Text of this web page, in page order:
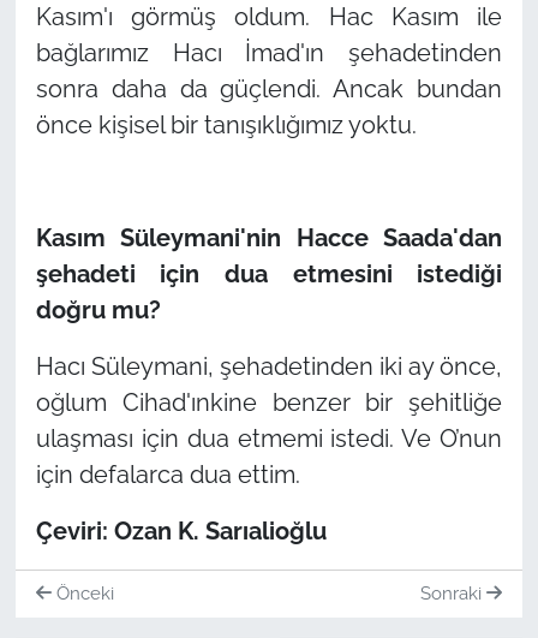
Kasım'ı görmüş oldum. Hac Kasım ile
bağlarımız Hacı İmad'ın şehadetinden
sonra daha da güçlendi. Ancak bundan
önce kişisel bir tanışıklığımız yoktu.
Kasım Süleymani'nin Hacce Saada'dan
şehadeti için dua etmesini istediği
doğru mu?
Hacı Süleymani, şehadetinden iki ay önce,
oğlum Cihad'ınkine benzer bir şehitliğe
ulaşması için dua etmemi istedi. Ve O’nun
için defalarca dua ettim.
Çeviri: Ozan K. Sarıalioğlu
Önceki Sonraki